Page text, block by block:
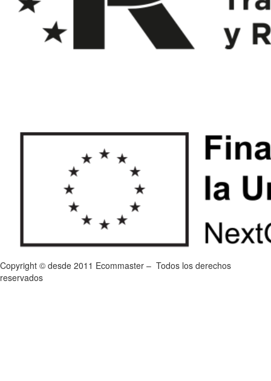
Copyright © desde 2011 Ecommaster – Todos los derechos
reservados